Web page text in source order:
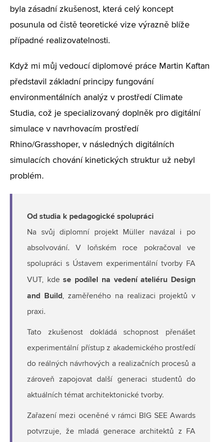
byla zásadní zkušenost, která celý koncept
posunula od čistě teoretické vize výrazně blíže
případné realizovatelnosti.
Když mi můj vedoucí diplomové práce Martin Kaftan
představil základní principy fungování
environmentálních analýz v prostředí Climate
Studia, což je specializovaný doplněk pro digitální
simulace v navrhovacím prostředí
Rhino/Grasshoper, v následných digitálních
simulacích chování kinetických struktur už nebyl
problém.
Od studia k pedagogické spolupráci
Na svůj diplomní projekt Müller navázal i po
absolvování. V loňském roce pokračoval ve
spolupráci s Ústavem experimentální tvorby FA
VUT, kdese podílel na vedení ateliéru Design
and Build, zaměřeného na realizaci projektů v
praxi.
Tato zkušenost dokládá schopnost přenášet
experimentální přístup z akademického prostředí
do reálných návrhových a realizačních procesů a
zároveň zapojovat další generaci studentů do
aktuálních témat architektonické tvorby.
Zařazení mezi oceněné v rámci BIG SEE Awards
potvrzuje, že mladá generace architektů z FA